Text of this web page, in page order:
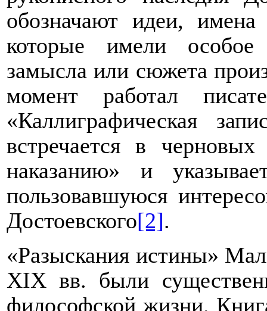
обозначают идеи, имена
которые имели особое
замысла или сюжета
момент работал
«Каллиграфическая
встречается в
наказанию» и
пользовавшуюся
Достоевского[2].
«Разыскания истины»
XIX вв. были
философской жизни.